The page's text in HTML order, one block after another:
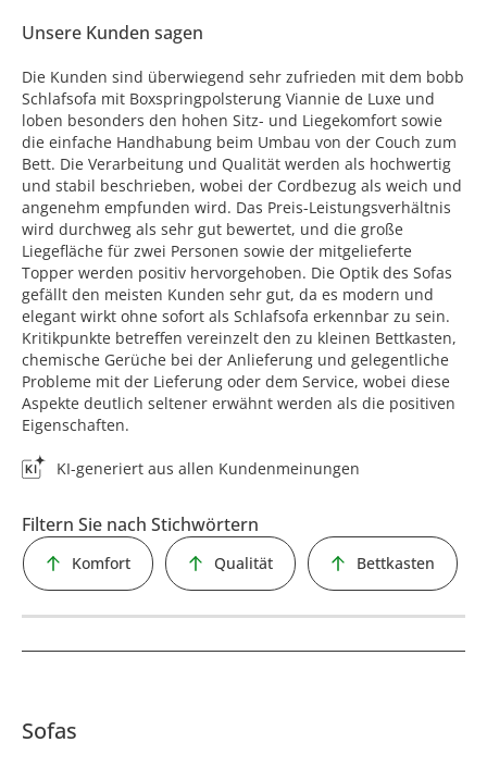
Unsere Kunden sagen
Die Kunden sind überwiegend sehr zufrieden mit dem bobb
Schlafsofa mit Boxspringpolsterung Viannie de Luxe und
loben besonders den hohen Sitz- und Liegekomfort sowie
die einfache Handhabung beim Umbau von der Couch zum
Bett. Die Verarbeitung und Qualität werden als hochwertig
und stabil beschrieben, wobei der Cordbezug als weich und
angenehm empfunden wird. Das Preis-Leistungsverhältnis
wird durchweg als sehr gut bewertet, und die große
Liegefläche für zwei Personen sowie der mitgelieferte
Topper werden positiv hervorgehoben. Die Optik des Sofas
gefällt den meisten Kunden sehr gut, da es modern und
elegant wirkt ohne sofort als Schlafsofa erkennbar zu sein.
Kritikpunkte betreffen vereinzelt den zu kleinen Bettkasten,
chemische Gerüche bei der Anlieferung und gelegentliche
Probleme mit der Lieferung oder dem Service, wobei diese
Aspekte deutlich seltener erwähnt werden als die positiven
Eigenschaften.
KI-generiert aus allen Kundenmeinungen
Filtern Sie nach Stichwörtern
Komfort Qualität Bettkasten
Sofas